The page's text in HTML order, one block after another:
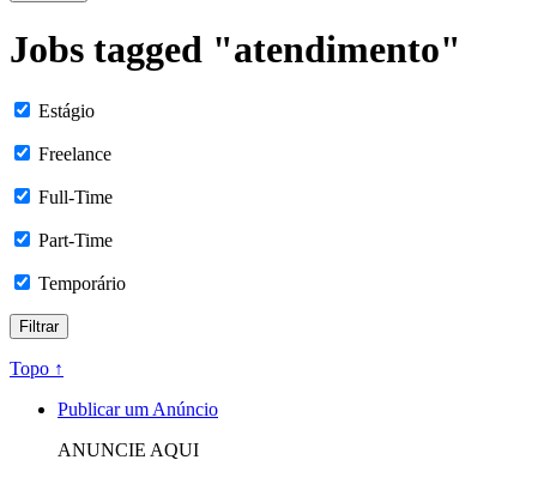
Jobs tagged "atendimento"
Estágio
Freelance
Full-Time
Part-Time
Temporário
Topo ↑
Publicar um Anúncio
ANUNCIE AQUI